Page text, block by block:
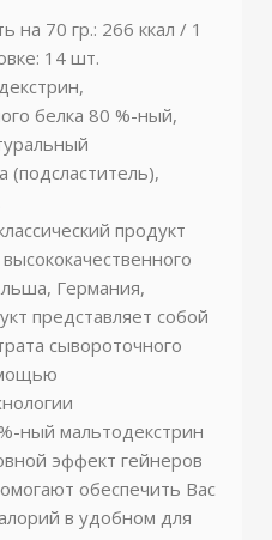
на 70 гр.: 266 ккал / 1
14 шт.
белка 80 %-ный,
(подсластитель),
продукт
Германия,
представляет собой
сывороточного
ный мальтодекстрин
эффект гейнеров
обеспечить Вас
в удобном для